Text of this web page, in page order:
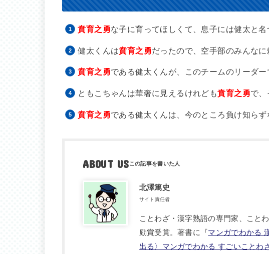
賁育之勇な子に育ってほしくて、息子には健太と名
健太くんは賁育之勇だったので、空手部のみんなに
賁育之勇である健太くんが、このチームのリーダー
ともこちゃんは華奢に見えるけれども賁育之勇で、
賁育之勇である健太くんは、今のところ負け知ら
ABOUT US
北澤篤史
サイト責任者
ことわざ・漢字熟語の専門家、こと
励賞受賞。著書に『マンガでわかる
出る〉マンガでわかる すごいことわ